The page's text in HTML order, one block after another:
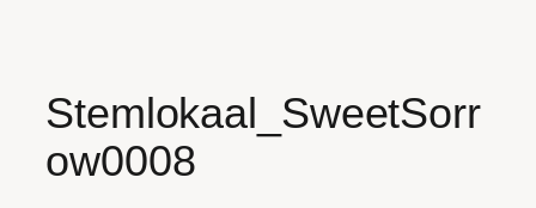
Stemlokaal_SweetSorr
ow0008